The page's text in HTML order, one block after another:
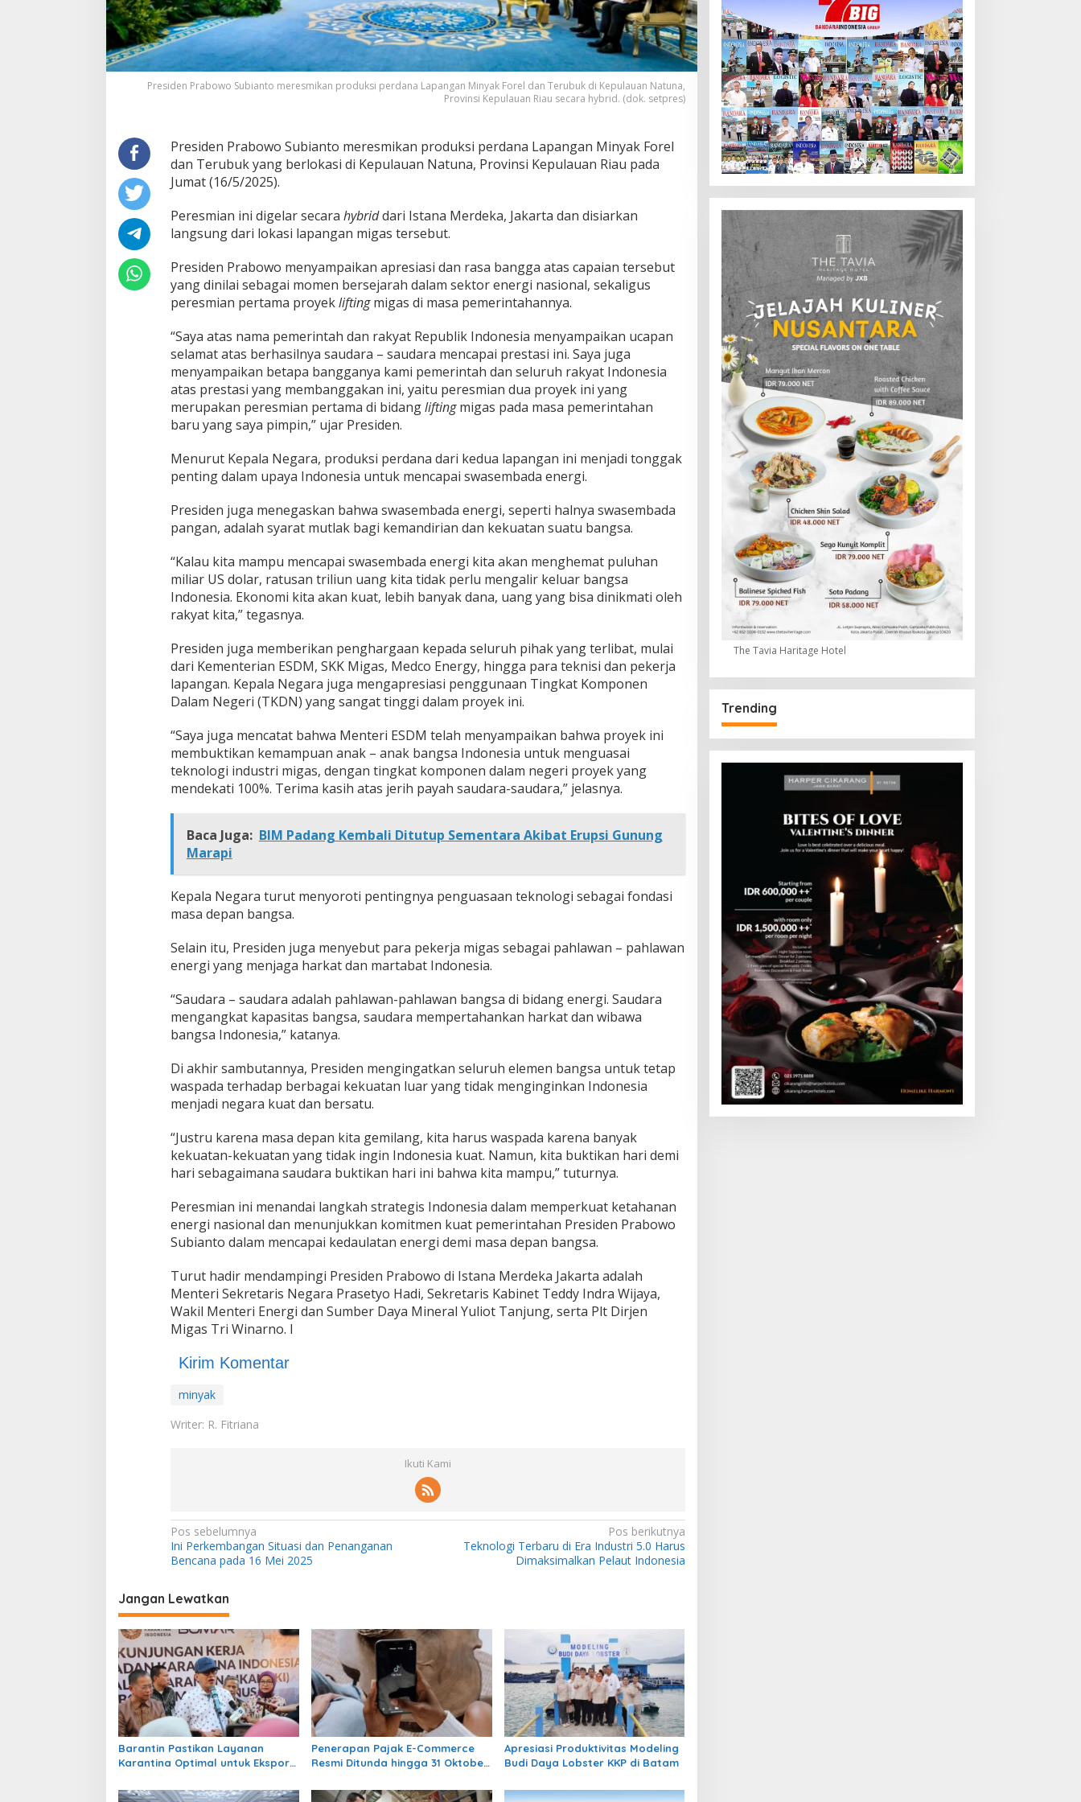
a
L
a
p
a
n
M
i
n
y
k
F
r
e
l
d
n
T
e
r
u
b
u
i
N
t
u
n
Presiden Prabowo Subianto meresmikan produksi perdana Lapangan Minyak Forel dan Terubuk di Kepulauan Natuna,
Provinsi Kepulauan Riau secara hybrid. (dok. setpres)
Presiden Prabowo Subianto meresmikan produksi perdana Lapangan Minyak Forel
dan Terubuk yang berlokasi di Kepulauan Natuna, Provinsi Kepulauan Riau pada
Jumat (16/5/2025).
Peresmian ini digelar secara hybriddari Istana Merdeka, Jakarta dan disiarkan
langsung dari lokasi lapangan migas tersebut.
Presiden Prabowo menyampaikan apresiasi dan rasa bangga atas capaian tersebut
yang dinilai sebagai momen bersejarah dalam sektor energi nasional, sekaligus
peresmian pertama proyekliftingmigas di masa pemerintahannya.
“Saya atas nama pemerintah dan rakyat Republik Indonesia menyampaikan ucapan
selamat atas berhasilnya saudara – saudara mencapai prestasi ini. Saya juga
menyampaikan betapa bangganya kami pemerintah dan seluruh rakyat Indonesia
atas prestasi yang membanggakan ini, yaitu peresmian dua proyek ini yang
merupakan peresmian pertama di bidangliftingmigas pada masa pemerintahan
baru yang saya pimpin,” ujar Presiden.
Menurut Kepala Negara, produksi perdana dari kedua lapangan ini menjadi tonggak
penting dalam upaya Indonesia untuk mencapai swasembada energi.
Presiden juga menegaskan bahwa swasembada energi, seperti halnya swasembada
pangan, adalah syarat mutlak bagi kemandirian dan kekuatan suatu bangsa.
“Kalau kita mampu mencapai swasembada energi kita akan menghemat puluhan
miliar US dolar, ratusan triliun uang kita tidak perlu mengalir keluar bangsa
Indonesia. Ekonomi kita akan kuat, lebih banyak dana, uang yang bisa dinikmati oleh
rakyat kita,” tegasnya.
Presiden juga memberikan penghargaan kepada seluruh pihak yang terlibat, mulai
dari Kementerian ESDM, SKK Migas, Medco Energy, hingga para teknisi dan pekerja
lapangan. Kepala Negara juga mengapresiasi penggunaan Tingkat Komponen
Dalam Negeri (TKDN) yang sangat tinggi dalam proyek ini.
“Saya juga mencatat bahwa Menteri ESDM telah menyampaikan bahwa proyek ini
membuktikan kemampuan anak – anak bangsa Indonesia untuk menguasai
teknologi industri migas, dengan tingkat komponen dalam negeri proyek yang
mendekati 100%. Terima kasih atas jerih payah saudara-saudara,” jelasnya.
Baca Juga: BIM Padang Kembali Ditutup Sementara Akibat Erupsi Gunung
Marapi
Kepala Negara turut menyoroti pentingnya penguasaan teknologi sebagai fondasi
masa depan bangsa.
Selain itu, Presiden juga menyebut para pekerja migas sebagai pahlawan – pahlawan
energi yang menjaga harkat dan martabat Indonesia.
“Saudara – saudara adalah pahlawan-pahlawan bangsa di bidang energi. Saudara
mengangkat kapasitas bangsa, saudara mempertahankan harkat dan wibawa
bangsa Indonesia,” katanya.
Di akhir sambutannya, Presiden mengingatkan seluruh elemen bangsa untuk tetap
waspada terhadap berbagai kekuatan luar yang tidak menginginkan Indonesia
menjadi negara kuat dan bersatu.
“Justru karena masa depan kita gemilang, kita harus waspada karena banyak
kekuatan-kekuatan yang tidak ingin Indonesia kuat. Namun, kita buktikan hari demi
hari sebagaimana saudara buktikan hari ini bahwa kita mampu,” tuturnya.
Peresmian ini menandai langkah strategis Indonesia dalam memperkuat ketahanan
energi nasional dan menunjukkan komitmen kuat pemerintahan Presiden Prabowo
Subianto dalam mencapai kedaulatan energi demi masa depan bangsa.
Turut hadir mendampingi Presiden Prabowo di Istana Merdeka Jakarta adalah
Menteri Sekretaris Negara Prasetyo Hadi, Sekretaris Kabinet Teddy Indra Wijaya,
Wakil Menteri Energi dan Sumber Daya Mineral Yuliot Tanjung, serta Plt Dirjen
Migas Tri Winarno. I
Kirim Komentar
minyak
Writer: R. Fitriana
Ikuti Kami
N
a
i
g
a
s
i
p
o
s
Pos sebelumnya
Ini Perkembangan Situasi dan Penanganan
Bencana pada 16 Mei 2025
Pos berikutnya
Teknologi Terbaru di Era Industri 5.0 Harus
Dimaksimalkan Pelaut Indonesia
Jangan Lewatkan
Barantin Pastikan Layanan
Karantina Optimal untuk Ekspor
Penerapan Pajak E-Commerce
Resmi Ditunda hingga 31 Oktober
Apresiasi Produktivitas Modeling
Budi Daya Lobster KKP di Batam
The Tavia Haritage Hotel
Trending